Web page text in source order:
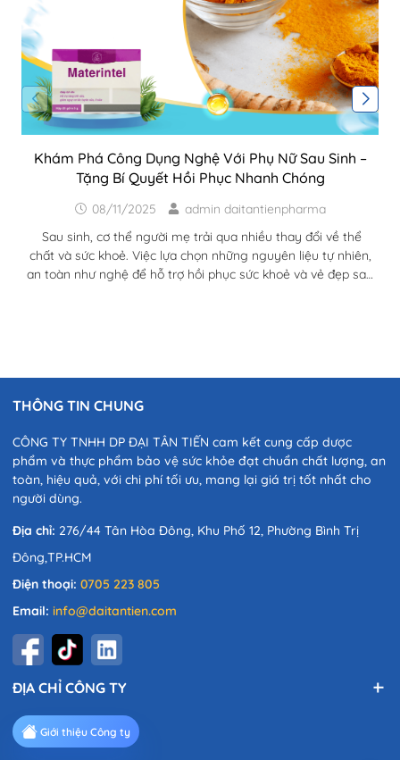
Khám Phá Công Dụng Nghệ Với Phụ Nữ Sau Sinh –
Tặng Bí Quyết Hồi Phục Nhanh Chóng
08/11/2025
admin daitantienpharma
Sau sinh, cơ thể người mẹ trải qua nhiều thay đổi về thể
chất và sức khoẻ. Việc lựa chọn những nguyên liệu tự nhiên,
an toàn như nghệ để hỗ trợ hồi phục sức khoẻ và vẻ đẹp sau
THÔNG TIN CHUNG
CÔNG TY TNHH DP ĐẠI TÂN TIẾN cam kết cung cấp dược
phẩm và thực phẩm bảo vệ sức khỏe đạt chuẩn chất lượng, an
toàn, hiệu quả, với chi phí tối ưu, mang lại giá trị tốt nhất cho
người dùng.
Địa chỉ: 276/44 Tân Hòa Đông, Khu Phố 12, Phường Bình Trị
Đông,TP.HCM
Điện thoại: 0705 223 805
Email: info@daitantien.com
ĐỊA CHỈ CÔNG TY
Giới thiệu Công ty